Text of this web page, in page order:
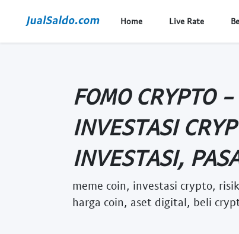
Home Live Rate
FOMO CRYPTO
INVESTASI
INVESTASI,
meme coin, investasi crypto,
harga coin, aset digital, beli